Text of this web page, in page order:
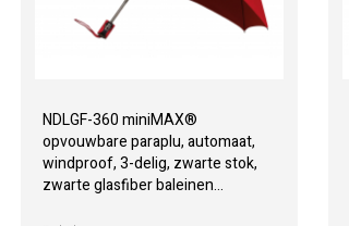
NDLGF-360 miniMAX®
opvouwbare paraplu, automaat,
windproof, 3-delig, zwarte stok,
zwarte glasfiber baleinen...